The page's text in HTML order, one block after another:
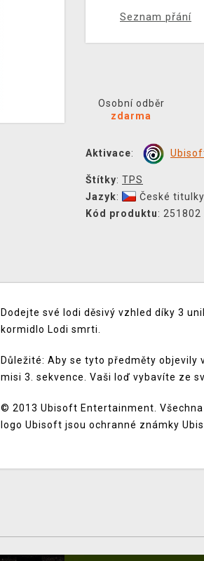
Seznam přání
Osobní odběr
zdarma
Aktivace:
Štítky: TPS
Jazyk:
České titulky
Kód produktu: 251802
Dodejte své lodi děsivý vzhled díky 3
kormidlo Lodi smrti.
Důležité: Aby se tyto předměty objevily
misi 3. sekvence. Vaši loď vybavíte ze
© 2013 Ubisoft Entertainment.
logo Ubisoft jsou ochranné známky